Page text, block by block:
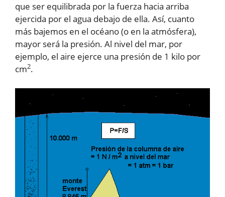
que ser equilibrada por la fuerza hacia arriba
ejercida por el agua debajo de ella. Así, cuanto
más bajemos en el océano (o en la atmósfera),
mayor será la presión. Al nivel del mar, por
ejemplo, el aire ejerce una presión de 1 kilo por
cm2.